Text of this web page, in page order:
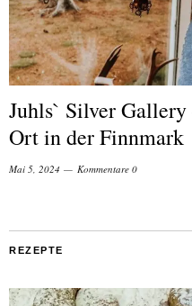
Juhls` Silver
Ort in der Finnmark
Mai 5, 2024 Kommentare 0
REZEPTE